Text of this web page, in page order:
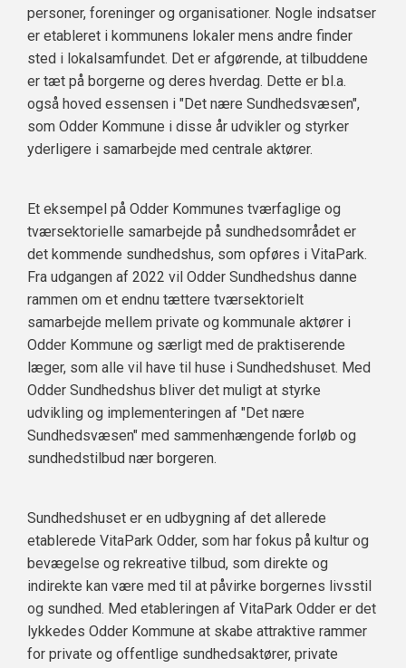
personer, foreninger og organisationer. Nogle indsatser
er etableret i kommunens lokaler mens andre finder
sted i lokalsamfundet. Det er afgørende, at tilbuddene
er tæt på borgerne og deres hverdag. Dette er bl.a.
også hoved essensen i "Det nære Sundhedsvæsen",
som Odder Kommune i disse år udvikler og styrker
yderligere i samarbejde med centrale aktører.
Et eksempel på Odder Kommunes tværfaglige og
tværsektorielle samarbejde på sundhedsområdet er
det kommende sundhedshus, som opføres i VitaPark.
Fra udgangen af 2022 vil Odder Sundhedshus danne
rammen om et endnu tættere tværsektorielt
samarbejde mellem private og kommunale aktører i
Odder Kommune og særligt med de praktiserende
læger, som alle vil have til huse i Sundhedshuset. Med
Odder Sundhedshus bliver det muligt at styrke
udvikling og implementeringen af "Det nære
Sundhedsvæsen" med sammenhængende forløb og
sundhedstilbud nær borgeren.
Sundhedshuset er en udbygning af det allerede
etablerede VitaPark Odder, som har fokus på kultur og
bevægelse og rekreative tilbud, som direkte og
indirekte kan være med til at påvirke borgernes livsstil
og sundhed. Med etableringen af VitaPark Odder er det
lykkedes Odder Kommune at skabe attraktive rammer
for private og offentlige sundhedsaktører, private